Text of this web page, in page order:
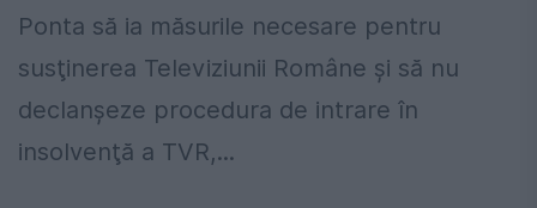
Ponta să ia măsurile necesare pentru
susţinerea Televiziunii Române şi să nu
declanşeze procedura de intrare în
insolvenţă a TVR,...